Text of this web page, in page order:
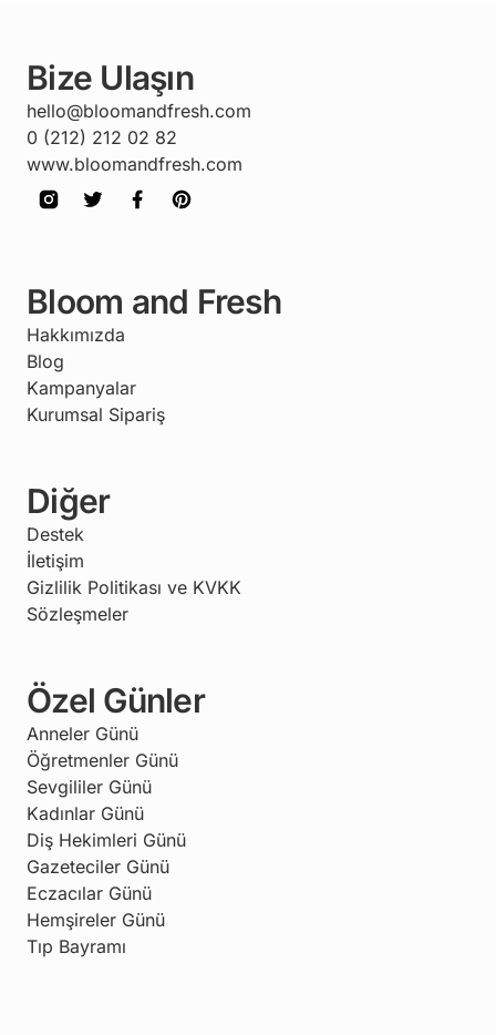
Bize Ulaşın
hello@bloomandfresh.com
0 (212) 212 02 82
www.bloomandfresh.com
Bloom and Fresh
Hakkımızda
Blog
Kampanyalar
Kurumsal Sipariş
Diğer
Destek
İletişim
Gizlilik Politikası ve KVKK
Sözleşmeler
Özel Günler
Anneler Günü
Öğretmenler Günü
Sevgililer Günü
Kadınlar Günü
Diş Hekimleri Günü
Gazeteciler Günü
Eczacılar Günü
Hemşireler Günü
Tıp Bayramı